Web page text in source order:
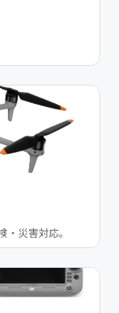
災害対応。